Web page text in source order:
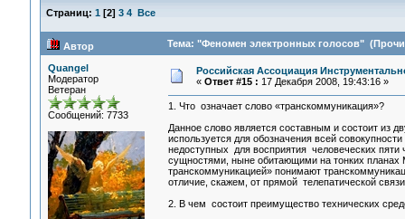
Страниц: 1 [2] 3 4 Все
Автор Тема: "Феномен электронных голосов"
Quangel
Модератор
Ветеран
Сообщений: 7733
Российская Ассоциация
« Ответ #15 : 17 Декабря 2008, 19:43:16 »
1. Что означает слово «транскоммуникация»?
Данное слово является составным и состоит из
используется для обозначения всей
недоступных для восприятия человеческих
сущностями, ныне обитающими на тонких планах
транскоммуникацией» понимают
отличие, скажем, от прямой телепатической
2. В чем состоит преимущество технических